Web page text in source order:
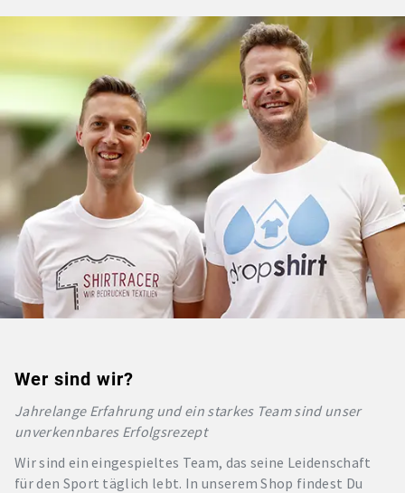
Wer sind wir?
Jahrelange Erfahrung und ein starkes Team sind unser
unverkennbares Erfolgsrezept
Wir sind ein eingespieltes Team, das seine Leidenschaft
für den Sport täglich lebt. In unserem Shop findest Du